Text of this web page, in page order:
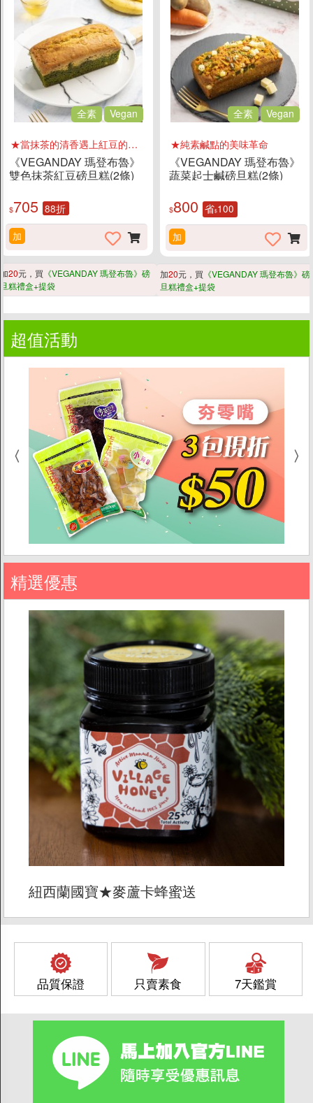
全素 Vegan
★當抹茶的清香遇上紅豆的甘甜
《VEGANDAY 瑪登布魯》
雙色抹茶紅豆磅旦糕(2條)
$705 88折
加
加20元，買 《VEGANDAY 瑪登布魯》磅
旦糕禮盒+提袋
全素 Vegan
★純素鹹點的美味革命
《VEGANDAY 瑪登布魯》
蔬菜起士鹹磅旦糕(2條)
$800 省$100
加
加20元，買 《VEGANDAY 瑪登布魯》磅
旦糕禮盒+提袋
超值活動
精選優惠
紐西蘭國寶★麥蘆卡蜂蜜送
品質保證 只賣素食 7天鑑賞